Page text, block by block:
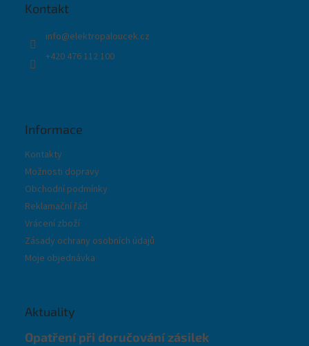
Kontakt
info@elektropaloucek.cz
+420 476 112 100
Informace
Kontakty
Možnosti dopravy
Obchodní podmínky
Reklamační řád
Vrácení zboží
Zásady ochrany osobních údajů
Moje objednávka
Aktuality
Opatření při doručování zásilek